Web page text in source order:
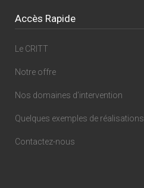
Accès Rapide
Le CRITT
Notre offre
Nos domaines d’intervention
Quelques exemples de réalisations
Contactez-nous